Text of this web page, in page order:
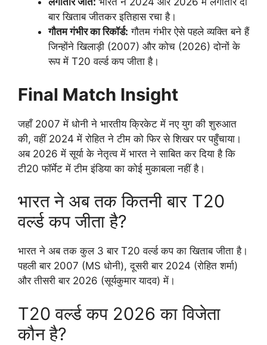
बार खिताब जीतकर इतिहास रचा है।
गौतम गंभीर का रिकॉर्ड: गौतम गंभीर ऐसे पहले व्यक्ति बने हैं
जिन्होंने खिलाड़ी (2007) और कोच (2026) दोनों के
रूप में T20 वर्ल्ड कप जीता है।
Final Match Insight
जहाँ 2007 में धोनी ने भारतीय क्रिकेट में नए युग की शुरुआत
की, वहीं 2024 में रोहित ने टीम को फिर से शिखर पर पहुँचाया।
अब 2026 में सूर्या के नेतृत्व में भारत ने साबित कर दिया है कि
टी20 फॉर्मेट में टीम इंडिया का कोई मुकाबला नहीं है।
भारत ने अब तक कितनी बार T20
वर्ल्ड कप जीता है?
भारत ने अब तक कुल 3 बार T20 वर्ल्ड कप का खिताब जीता है।
पहली बार 2007 (MS धोनी), दूसरी बार 2024 (रोहित शर्मा)
और तीसरी बार 2026 (सूर्यकुमार यादव) में।
T20 वर्ल्ड कप 2026 का विजेता
कौन है?